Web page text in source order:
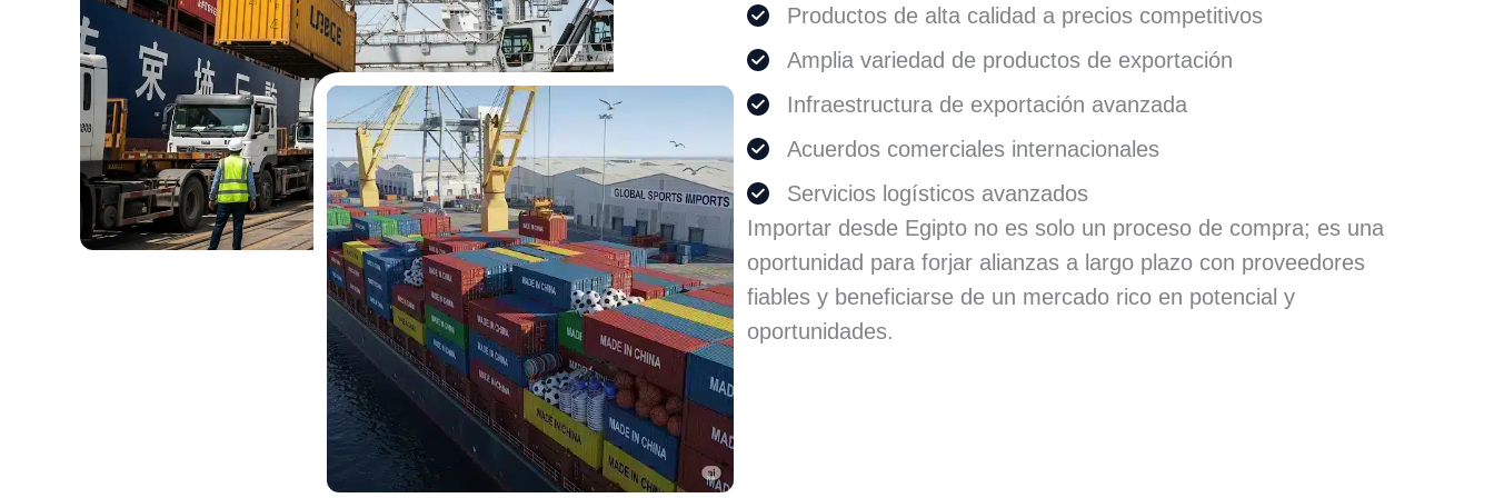
Productos de alta calidad a precios competitivos
Amplia variedad de productos de exportación
Infraestructura de exportación avanzada
Acuerdos comerciales internacionales
Servicios logísticos avanzados
Importar desde Egipto no es solo un proceso de compra; es una
oportunidad para forjar alianzas a largo plazo con proveedores
fiables y beneficiarse de un mercado rico en potencial y
oportunidades.